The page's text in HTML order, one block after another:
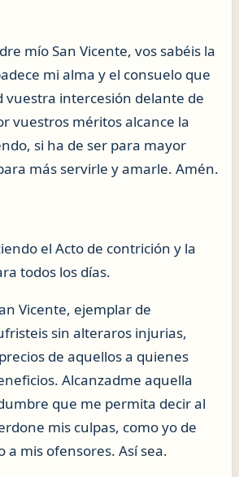
mío San Vicente, vos sabéis la
mi alma y el consuelo que
vuestra intercesión delante de
vuestros méritos alcance la
si ha de ser para mayor
más servirle y amarle. Amén.
el Acto de contrición y la
todos los días.
Vicente, ejemplar de
sin alteraros injurias,
de aquellos a quienes
Alcanzadme aquella
que me permita decir al
mis culpas, como yo de
a mis ofensores. Así sea.